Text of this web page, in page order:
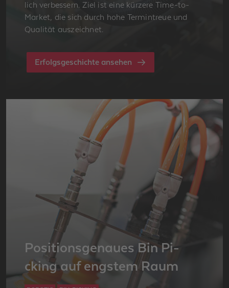
Po­si­ti­ons­ge­nau­es Bin Pi­
cking auf engs­tem Raum
lich ver­bes­sern. Ziel ist eine kür­ze­re Time-to-
Mar­ket, die sich durch hohe Ter­min­treue und
Qua­li­tät aus­zeich­net.
Erfolgsgeschichte ansehen